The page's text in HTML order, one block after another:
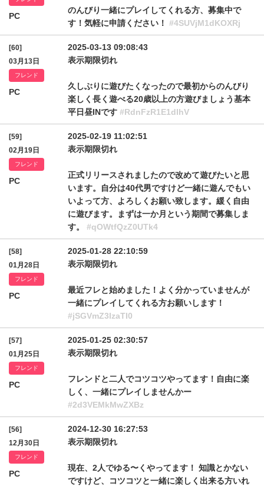
PC
のんびり一緒にプレイしてくれる方、募集中で
す！気軽に申請ください！ #4SUVjM1dKOXRj
[60]
03月13日
フレンド
PC
2025-03-13 09:08:43
表示期限切れ
久しぶりに遊びたくなったので最初からのんびり
楽しく長く遊べる20歳以上の方遊びましょう基本
平日昼INです #RdnFzR1E1dlhV
[59]
02月19日
フレンド
PC
2025-02-19 11:02:51
表示期限切れ
正式リリースされましたので改めて遊びたいと思
います。自分は40代男ですけど一緒に遊んでもい
いよって方、よろしくお願い致します。緩く自由
に遊びます。まずは一か月という期間で募集しま
す。 #qOWtfQzZ0UTk4
[58]
01月28日
フレンド
PC
2025-01-28 22:10:59
表示期限切れ
最近フレと始めました！よく分かっていませんが
一緒にプレイしてくれる方お願いします！
#jSGVmZ3lzaTI0
[57]
01月25日
フレンド
PC
2025-01-25 02:30:57
表示期限切れ
フレンドと二人でコツコツやってます！自由に楽
しく、一緒にプレイしませんかー
#2d3VEMkMwZXBz
[56]
12月30日
フレンド
PC
2024-12-30 16:27:53
表示期限切れ
現在、2人でゆる〜くやってます！ 知識とかない
ですけど、コツコツと一緒に楽しく出来る方いれ